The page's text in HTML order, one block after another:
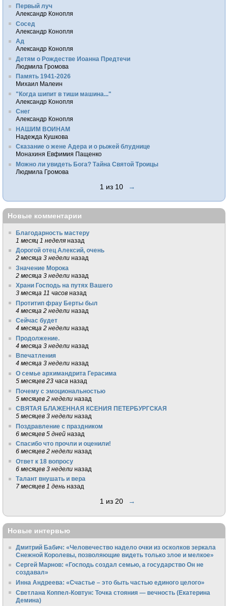
Первый луч
Александр Конопля
Сосед
Александр Конопля
Ад
Александр Конопля
Детям о Рождестве Иоанна Предтечи
Людмила Громова
Память 1941-2026
Михаил Малеин
"Когда шипит в тиши машина..."
Александр Конопля
Снег
Александр Конопля
НАШИМ ВОИНАМ
Надежда Кушкова
Сказание о жене Адера и о рыжей блуднице
Монахиня Евфимия Пащенко
Можно ли увидеть Бога? Тайна Святой Троицы
Людмила Громова
1 из 10 →
Новые комментарии
Благодарность мастеру
1 месяц 1 неделя назад
Дорогой отец Алексий, очень
2 месяца 3 недели назад
Значение Морока
2 месяца 3 недели назад
Храни Господь на путях Вашего
3 месяца 11 часов назад
Протитип фрау Берты был
4 месяца 2 недели назад
Сейчас будет
4 месяца 2 недели назад
Продолжение.
4 месяца 3 недели назад
Впечатления
4 месяца 3 недели назад
О семье архимандрита Герасима
5 месяцев 23 часа назад
Почему с эмоциональностью
5 месяцев 2 недели назад
СВЯТАЯ БЛАЖЕННАЯ КСЕНИЯ ПЕТЕРБУРГСКАЯ
5 месяцев 3 недели назад
Поздравление с праздником
6 месяцев 5 дней назад
Спасибо что прочли и оценили!
6 месяцев 2 недели назад
Ответ к 18 вопросу
6 месяцев 3 недели назад
Талант внушать и вера
7 месяцев 1 день назад
1 из 20 →
Новые интервью
Дмитрий Бабич: «Человечество надело очки из осколков зеркала
Снежной Королевы, позволяющие видеть только злое и мелкое»
Сергей Марнов: «Господь создал семью, а государство Он не
создавал»
Инна Андреева: «Счастье – это быть частью единого целого»
Светлана Коппел-Ковтун: Точка стояния — вечность (Екатерина
Демина)